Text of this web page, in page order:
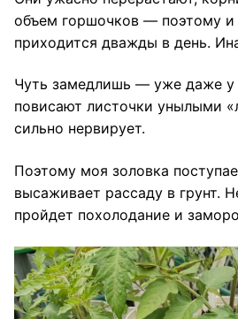
объем горшочков — поэтому и
приходится дважды в день.
Чуть замедлишь — уже даже
повисают листочки унылыми
сильно нервирует.
Поэтому моя золовка
высаживает рассаду в грунт.
пройдет похолодание и